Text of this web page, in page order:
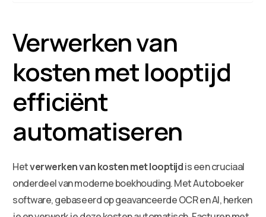
Verwerken van
kosten met looptijd
efficiënt
automatiseren
Hetverwerken van kosten met looptijdis een cruciaal
onderdeel van moderne boekhouding. Met Autoboeker
software, gebaseerd op geavanceerde OCR en AI, herken